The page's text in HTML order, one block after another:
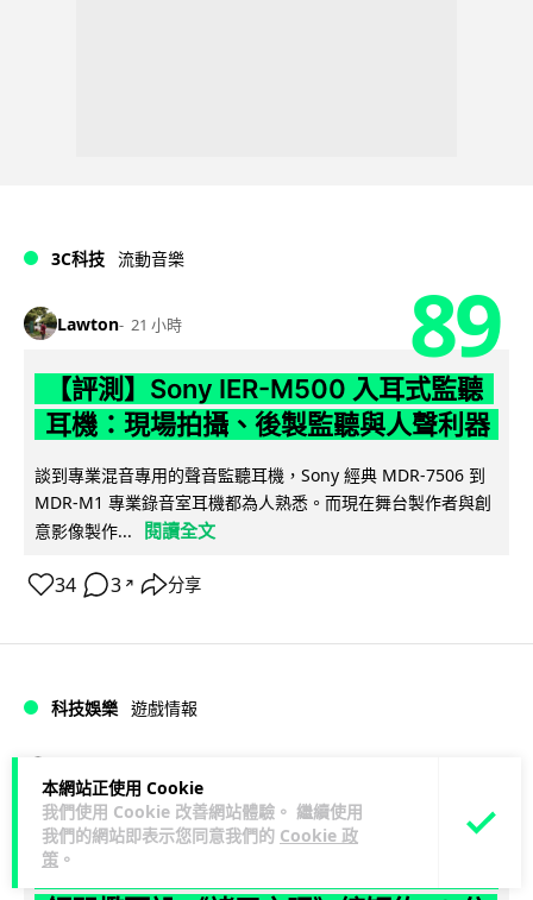
本網站正使用 Cookie
我們使用 Cookie 改善網站體驗。 繼續使用
我們的網站即表示您同意我們的 Cookie 政
策 。
3C科技 流動音樂
Lawton 21 小時 89
【評測】Sony IER-M500 入耳式監聽
耳機：現場拍攝、後製監聽與人聲利器
談到專業混音專用的聲音監聽耳機，Sony 經典 MDR-7506 到
MDR-M1 專業錄音室耳機都為人熟悉。而現在舞台製作者與創
意影像製作...
閱讀全文
34 3 ↗ 分享
科技娛樂 遊戲情報
《魔獸世界：至暗之夜》12.1 「烏拉特
克的詛咒」專訪：巢穴不為提高世界首